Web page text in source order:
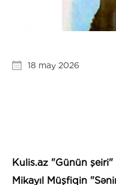
18 may 2026
Kulis.az "Günün
Mikayıl Müşfiqin